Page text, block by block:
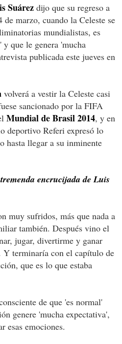
Suárez dijo que su regreso a
marzo, cuando la Celeste se
mundialistas, es
y que le genera 'mucha
publicada este jueves en
volverá a vestir la Celeste casi
sancionado por la FIFA
Mundial de Brasil 2014, y en
deportivo Referi expresó lo
hasta llegar a su inminente
encrucijada de Luis
muy sufridos, más que nada a
también. Después vino el
jugar, divertirme y ganar
terminaría con el capítulo de
que es lo que estaba
de que 'es normal'
genere 'mucha expectativa',
esas emociones.